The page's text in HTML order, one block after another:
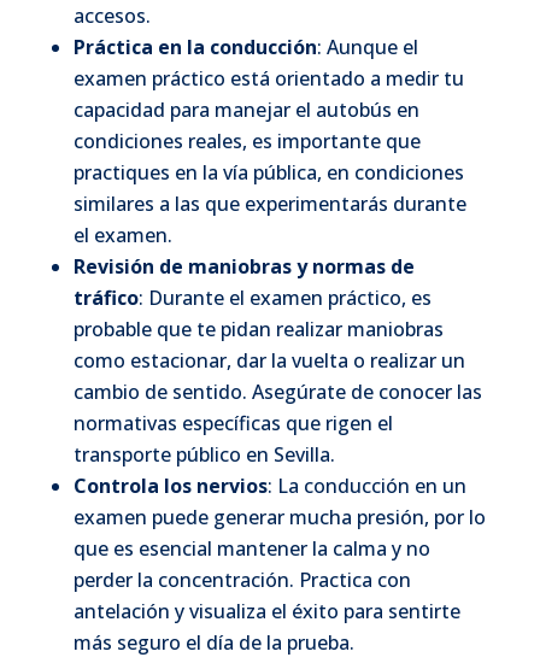
accesos.
Práctica en la conducción: Aunque el
examen práctico está orientado a medir tu
capacidad para manejar el autobús en
condiciones reales, es importante que
practiques en la vía pública, en condiciones
similares a las que experimentarás durante
el examen.
Revisión de maniobras y normas de
tráfico: Durante el examen práctico, es
probable que te pidan realizar maniobras
como estacionar, dar la vuelta o realizar un
cambio de sentido. Asegúrate de conocer las
normativas específicas que rigen el
transporte público en Sevilla.
Controla los nervios: La conducción en un
examen puede generar mucha presión, por lo
que es esencial mantener la calma y no
perder la concentración. Practica con
antelación y visualiza el éxito para sentirte
más seguro el día de la prueba.